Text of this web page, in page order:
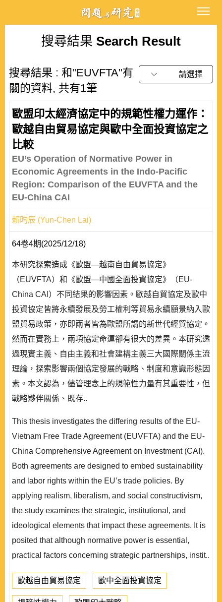
搜尋結果 Search Result
搜尋結果 : 和"EUVFTA"有
關的資料, 共有1筆
請選擇
歐盟印太經濟協定中的規範性權力運作：
歐越自由貿易協定與歐中全面投資協定之
比較
EU’s Operation of Normative Power in
Economic Agreements in the Indo-Pacific
Region: Comparison of the EUVFTA and the
EU-China CAI
賴昀辰 (Yun-Chen Lai)
64卷4期(2025/12/18)
本研究探索造成《歐盟—越南自由貿易協定》
（EUVFTA）和《歐盟—中國全面投資協定》（EU-
China CAI）不同結果的影響因素。歐越自貿協定及歐中
投資協定皆將永續發展及勞工權利等貿易永續願景納入歐
盟貿易政策，亦即兩者皆為歐盟所謂的新世代經貿協定。
然而在實務上，兩項協定命運卻有很大的差異。本研究透
過現實主義、自由主義和社會建構主義三大國際關係主流
理論，探索影響兩個協定發展的戰略、制度和意識形態因
素。本文認為，儘管理念上的規範性力量有其重要性，但
戰略夥伴關係、既存..
This thesis investigates the differing results of the EU-
Vietnam Free Trade Agreement (EUVFTA) and the EU-
China Comprehensive Agreement on Investment (CAI).
Both agreements are designed to embed sustainability
and labor rights within the EU’s trade policies. By
applying realism, liberalism, and social constructivism,
the study examines the strategic, institutional, and
ideological elements that impact these agreements. It is
posited that although normative power is essential,
practical factors concerning strategic partnerships, instit..
歐越自由貿易協定 歐中全面投資協定